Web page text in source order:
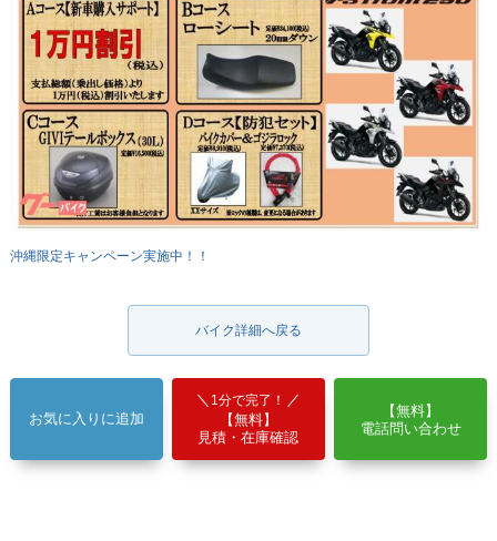
沖縄限定キャンペーン実施中！！
バイク詳細へ戻る
お気に入りに追加
1分で完了！
【無料】
見積・在庫確認
【無料】
電話問い合わせ